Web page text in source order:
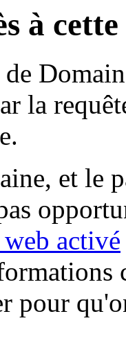
à
la
et le
activé
pour